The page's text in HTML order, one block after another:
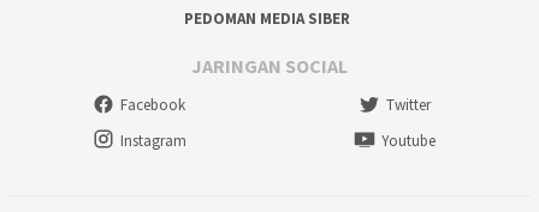
PEDOMAN MEDIA SIBER
JARINGAN SOCIAL
Facebook
Twitter
Instagram
Youtube